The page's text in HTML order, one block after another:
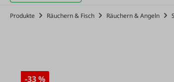
Produkte Räuchern & Fisch Räuchern & Angeln
-33 %